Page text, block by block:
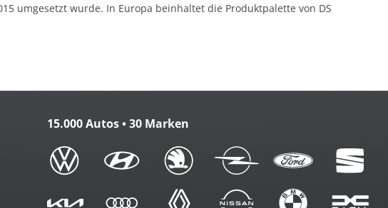
umgesetzt wurde. In Europa beinhaltet die Produktpalette von DS
15.000 Autos • 30 Marken